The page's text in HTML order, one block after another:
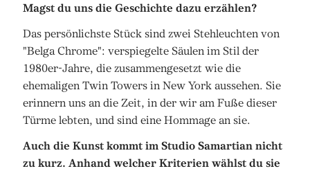
Magst du uns die Geschichte dazu erzählen?
Das persönlichste Stück sind zwei Stehleuchten von
"Belga Chrome": verspiegelte Säulen im Stil der
1980er-Jahre, die zusammengesetzt wie die
ehemaligen Twin Towers in New York aussehen. Sie
erinnern uns an die Zeit, in der wir am Fuße dieser
Türme lebten, und sind eine Hommage an sie.
Auch die Kunst kommt im Studio Samartian nicht
zu kurz. Anhand welcher Kriterien wählst du sie